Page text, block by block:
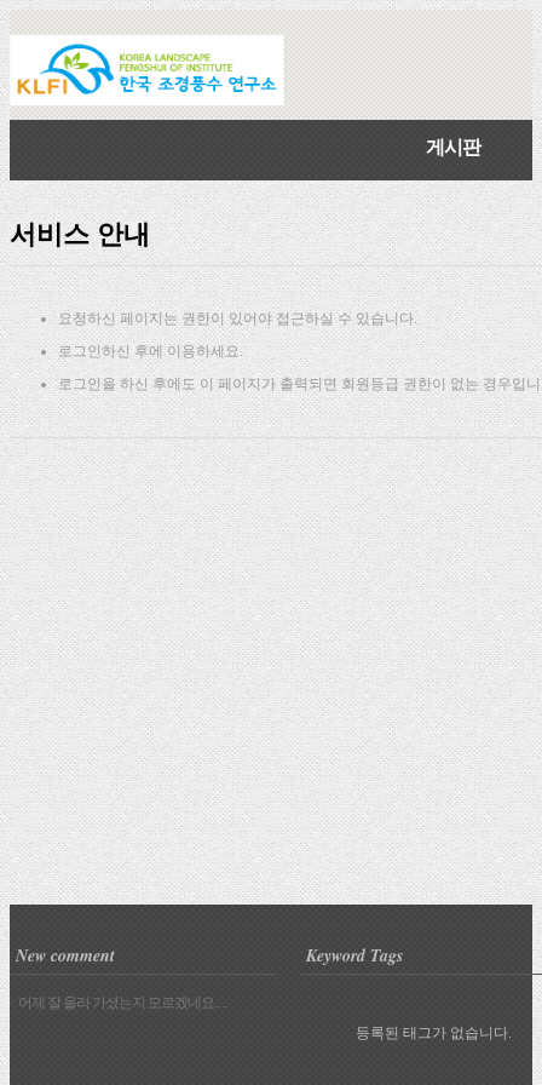
게시판
서비스 안내
요청하신 페이지는 권한이 있어야 접근하실 수 있습니다.
로그인하신 후에 이용하세요.
로그인을 하신 후에도 이 페이지가 출력되면 회원등급 권한이 없는 경우입
New comment
· 어제 잘 올라 가셨는지 모르겠네요.. ..
Keyword Tags
등록된 태그가 없습니다.